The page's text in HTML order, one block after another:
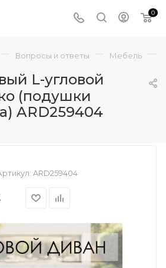
0
— Вопросы и ответы — Мебель —
L-угловой
(подушки
ARD259404
ARD259404